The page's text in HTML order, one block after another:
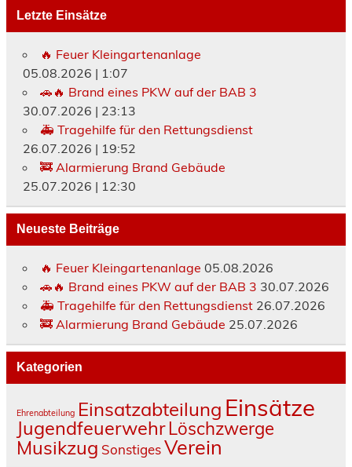
Letzte Einsätze
🔥 Feuer Kleingartenanlage
05.08.2026 | 1:07
🚗🔥 Brand eines PKW auf der BAB 3
30.07.2026 | 23:13
🚑 Tragehilfe für den Rettungsdienst
26.07.2026 | 19:52
🚒 Alarmierung Brand Gebäude
25.07.2026 | 12:30
Neueste Beiträge
🔥 Feuer Kleingartenanlage 05.08.2026
🚗🔥 Brand eines PKW auf der BAB 3 30.07.2026
🚑 Tragehilfe für den Rettungsdienst 26.07.2026
🚒 Alarmierung Brand Gebäude 25.07.2026
Kategorien
Ehrenabteilung Einsatzabteilung Einsätze
Jugendfeuerwehr Löschzwerge
Musikzug Sonstiges Verein